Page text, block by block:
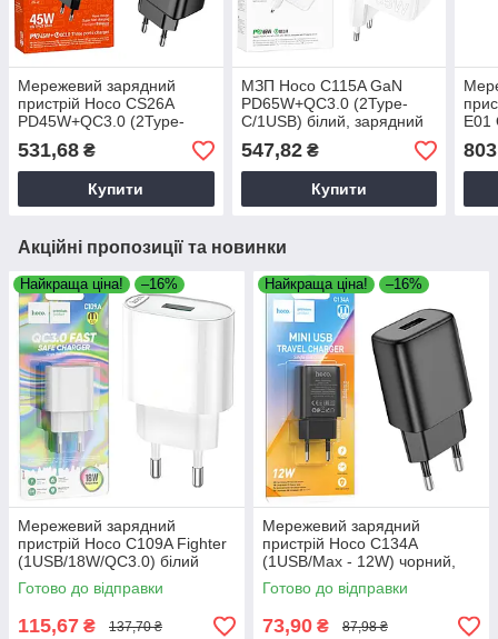
Мережевий зарядний
пристрій Hoco CS26A
PD45W+QC3.0 (2Type-
C/1USB) чорний, зарядний
пристрій для телефону
531,68 ₴
Купити
МЗП Hoco C115A GaN
PD65W+QC3.0 (2Type-
C/1USB) білий, зарядний
пристрій для телефону
547,82₴
Купити
E01
C/
Акційні пропозиції та новинки
Найкраща ціна! –16%
Мережевий зарядний
пристрій Hoco C109A Fighter
(1USB/18W/QC3.0) білий
Готово до відправки
115,67 ₴ 137,70 ₴
Найкраща ціна! –16%
Мережевий зарядний
пристрій Hoco C134A
(1USB/Max - 12W) чорний,
зарядка для телефону,
зарядний пристрій для
телефону
Готово до відправки
73,90 ₴ 87,98 ₴